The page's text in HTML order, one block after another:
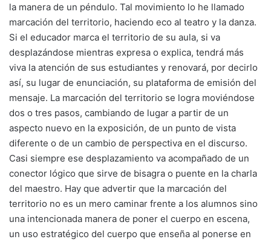
la manera de un péndulo. Tal movimiento lo he llamado
marcación del territorio, haciendo eco al teatro y la danza.
Si el educador marca el territorio de su aula, si va
desplazándose mientras expresa o explica, tendrá más
viva la atención de sus estudiantes y renovará, por decirlo
así, su lugar de enunciación, su plataforma de emisión del
mensaje. La marcación del territorio se logra moviéndose
dos o tres pasos, cambiando de lugar a partir de un
aspecto nuevo en la exposición, de un punto de vista
diferente o de un cambio de perspectiva en el discurso.
Casi siempre ese desplazamiento va acompañado de un
conector lógico que sirve de bisagra o puente en la charla
del maestro. Hay que advertir que la marcación del
territorio no es un mero caminar frente a los alumnos sino
una intencionada manera de poner el cuerpo en escena,
un uso estratégico del cuerpo que enseña al ponerse en